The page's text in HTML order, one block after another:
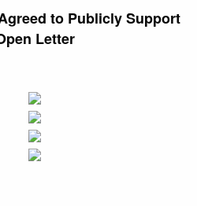
to Publicly Support
Letter